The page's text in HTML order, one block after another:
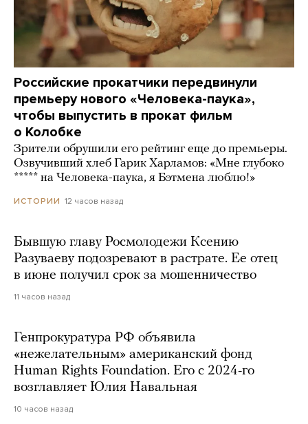
Российские прокатчики передвинули
премьеру нового «Человека-паука»,
чтобы выпустить в прокат фильм
о Колобке
Зрители обрушили его рейтинг еще до премьеры.
Озвучивший хлеб Гарик Харламов: «Мне глубоко
***** на Человека-паука, я Бэтмена люблю!»
ИСТОРИИ 12 часов назад
Бывшую главу Росмолодежи Ксению
Разуваеву подозревают в растрате. Ее отец
в июне получил срок за мошенничество
11 часов назад
Генпрокуратура РФ объявила
«нежелательным» американский фонд
Human Rights Foundation. Его с 2024-го
возглавляет Юлия Навальная
10 часов назад